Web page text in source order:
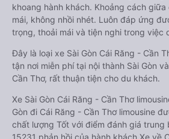
khoang hành khách. Khoảng cách
mái, không nhồi nhét. Luôn đáp ứng
trọng, thoải mái và tiện nghi trong việc
Đây là loại xe Sài Gòn Cái Răng - Cần
tận nơi miễn phí tại nội thành Sài Gòn
Cần Thơ, rất thuận tiện cho du khách.
Xe Sài Gòn Cái Răng - Cần Thơ
Gòn đi Cái Răng - Cần Thơ limousine
chất lượng Tốt với điểm đánh giá trung
15231 phản hồi của hành khách Xe về